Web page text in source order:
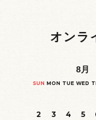
オンラ
8月
SUN MON TUE WED
2
3 4 5